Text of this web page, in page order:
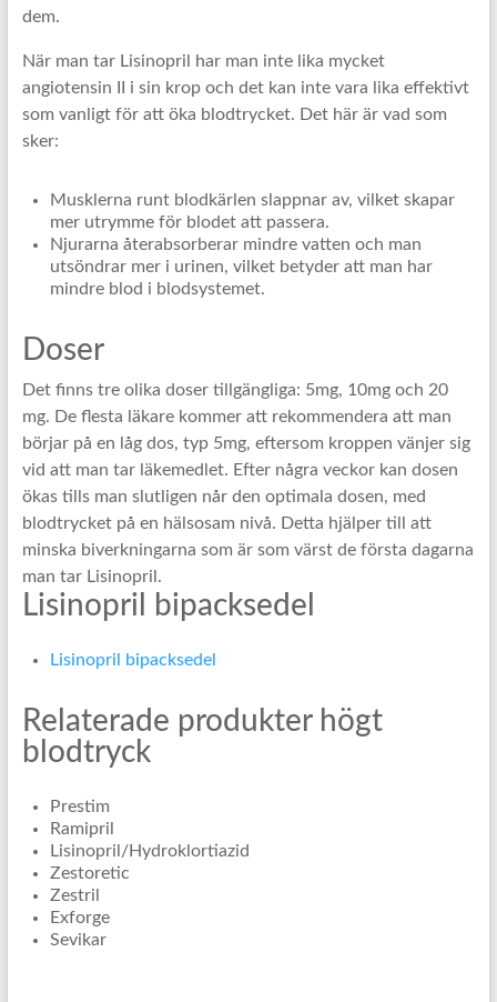
dem.
När man tar Lisinopril har man inte lika mycket
angiotensin II i sin krop och det kan inte vara lika effektivt
som vanligt för att öka blodtrycket. Det här är vad som
sker:
Musklerna runt blodkärlen slappnar av, vilket skapar
mer utrymme för blodet att passera.
Njurarna återabsorberar mindre vatten och man
utsöndrar mer i urinen, vilket betyder att man har
mindre blod i blodsystemet.
Doser
Det finns tre olika doser tillgängliga: 5mg, 10mg och 20
mg. De flesta läkare kommer att rekommendera att man
börjar på en låg dos, typ 5mg, eftersom kroppen vänjer sig
vid att man tar läkemedlet. Efter några veckor kan dosen
ökas tills man slutligen når den optimala dosen, med
blodtrycket på en hälsosam nivå. Detta hjälper till att
minska biverkningarna som är som värst de första dagarna
man tar Lisinopril.
Lisinopril bipacksedel
Lisinopril bipacksedel
Relaterade produkter högt
blodtryck
Prestim
Ramipril
Lisinopril/Hydroklortiazid
Zestoretic
Zestril
Exforge
Sevikar